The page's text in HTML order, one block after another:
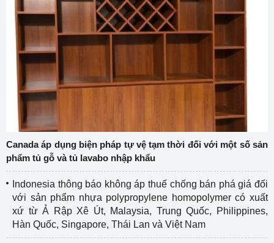
Canada áp dụng biện pháp tự vệ tạm thời đối với một số sản
phẩm tủ gỗ và tủ lavabo nhập khẩu
Indonesia thông báo không áp thuế chống bán phá giá đối
với sản phẩm nhựa polypropylene homopolymer có xuất
xứ từ Ả Rập Xê Út, Malaysia, Trung Quốc, Philippines,
Hàn Quốc, Singapore, Thái Lan và Việt Nam